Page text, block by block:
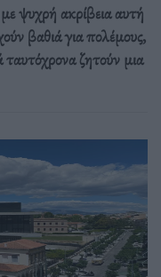
ψυχρή ακρίβεια αυτή
βαθιά για πολέμους,
ζητούν μια